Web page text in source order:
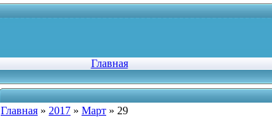
Главная
Главная » 2017 » Март » 29